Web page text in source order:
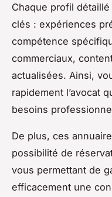
Chaque profil
clés : expériences
compétence
commerciaux,
actualisées. Ainsi,
rapidement l’avocat
besoins
De plus, ces
possibilité de
vous permettant de
efficacement une